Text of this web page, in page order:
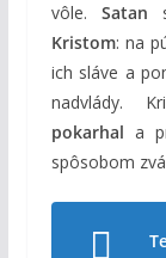
vôle. Satan
Kristom: na
ich sláve a
nadvlády.
pokarhal a
spôsobom